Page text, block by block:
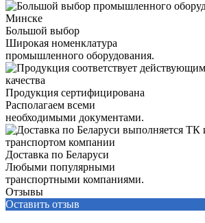
Большой выбор
Широкая номенклатура
промышленного оборудования.
Продукция сертифицирована
Располагаем всеми
необходимыми документами.
Доставка по Беларуси
Любыми популярными
транспортными компаниями.
Отзывы
Оставить отзыв